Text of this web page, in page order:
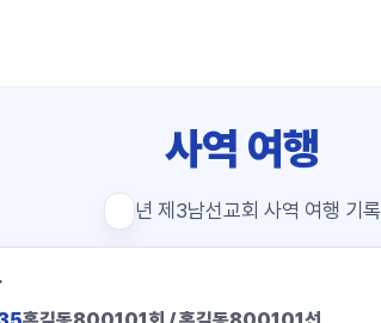
사역 여행
년 제3남선교회 사역 여행 기록